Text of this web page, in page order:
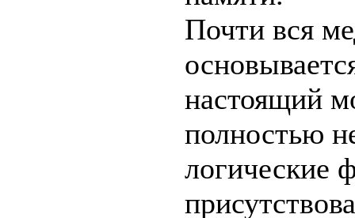
Почти вся
настоящий
полностью
логические